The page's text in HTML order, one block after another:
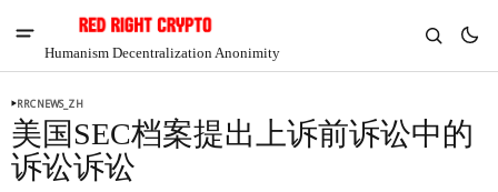
Humanism Decentralization Anonimity
RRCNEWS_ZH
美国SEC档案提出上诉前诉讼中的
诉讼诉讼